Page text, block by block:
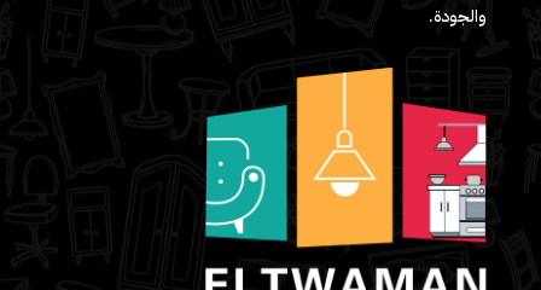
والجودة.